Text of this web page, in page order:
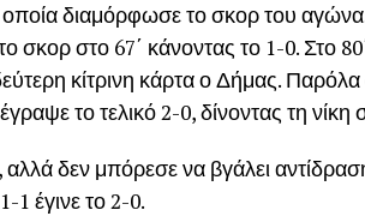
διαμόρφωσε το σκορ του
σκορ στο 67΄ κάνοντας το 1-0. Στο
κίτρινη κάρτα ο Δήμας.
το τελικό 2-0, δίνοντας τη
δεν μπόρεσε να βγάλει
1 έγινε το 2-0.